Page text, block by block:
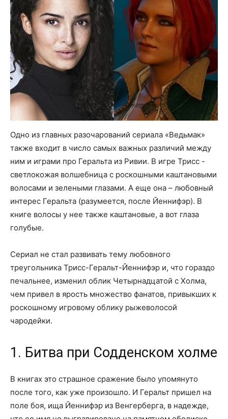
Одно из главных разочарований сериала «Ведьмак»
также входит в число самых важных различий между
ним и играми про Геральта из Ривии. В игре Трисс -
светлокожая волшебница с роскошными каштановыми
волосами и зелеными глазами. А еще она – любовный
интерес Геральта (разумеется, после Йеннифэр). В
книге волосы у нее также каштановые, а вот глаза
голубые.
Сериал не стал развивать тему любовного
треугольника Трисс-Геральт-Йеннифэр и, что гораздо
печальнее, изменил облик Четырнадцатой с Холма,
чем привел в ярость множество фанатов, привыкших к
роскошному игровому облику рыжеволосой
чародейки.
1. Битва при Содденском холме
В книгах это страшное сражение было упомянуто
после того, как уже произошло. И Геральт пришел на
поле боя, ища Йеннифэр из Венгерберга, в надежде,